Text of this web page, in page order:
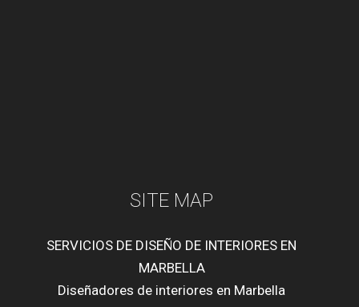
SITE MAP
SERVICIOS DE DISEÑO DE INTERIORES EN
MARBELLA
Diseñadores de interiores en Marbella